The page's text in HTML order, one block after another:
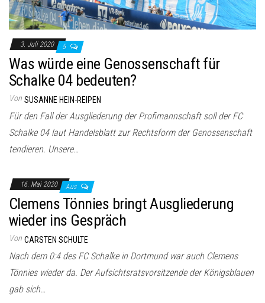
3. Juli 2020 5
Was würde eine Genossenschaft für
Schalke 04 bedeuten?
Von SUSANNE HEIN-REIPEN
Für den Fall der Ausgliederung der Profimannschaft soll der FC
Schalke 04 laut Handelsblatt zur Rechtsform der Genossenschaft
tendieren. Unsere…
16. Mai 2020 Aus
Clemens Tönnies bringt Ausgliederung
wieder ins Gespräch
Von CARSTEN SCHULTE
Nach dem 0:4 des FC Schalke in Dortmund war auch Clemens
Tönnies wieder da. Der Aufsichtsratsvorsitzende der Königsblauen
gab sich…